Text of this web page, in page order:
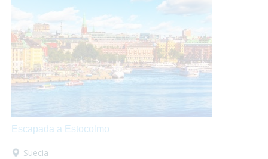
visitar el castillo y comer en el subsuelo del ayuntamiento
con una rica cerveza tradicional estarás sin palabras. Así
que escápate a conocer Praga, en el corazón de Europa
¡Sólo disfruta!
Escapada a Estocolmo
Suecia